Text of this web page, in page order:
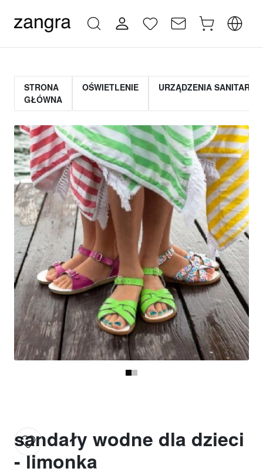
STRONA
GŁÓWNA
OŚWIETLENIE URZĄDZENIA SANITARNE
sandały wodne dla dzieci
- limonka